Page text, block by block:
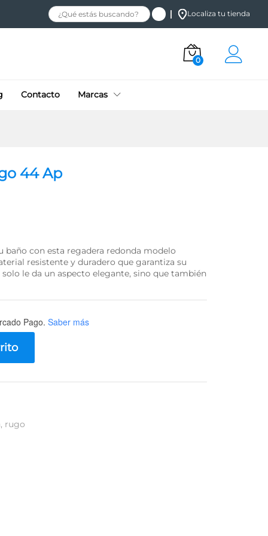
Localiza tu tienda
0
Contacto Marcas
44 Ap
con esta regadera redonda modelo
resistente y duradero que garantiza su
le da un aspecto elegante, sino que también
Pago. Saber más
, rugo
234.35 + IVA Añadir al carrito